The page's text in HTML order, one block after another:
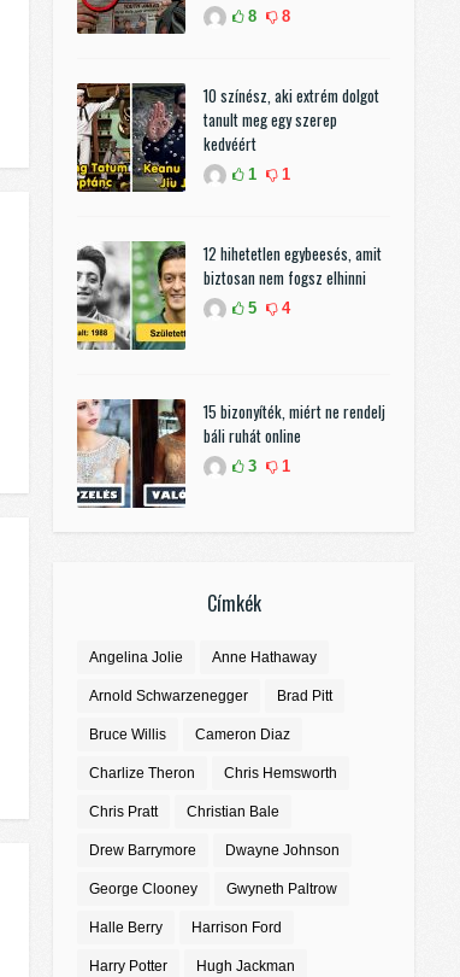
8 8
10 színész, aki extrém dolgot
tanult meg egy szerep
kedvéért
1 1
12 hihetetlen egybeesés, amit
biztosan nem fogsz elhinni
5 4
15 bizonyíték, miért ne rendelj
báli ruhát online
3 1
Címkék
Angelina Jolie Anne Hathaway
Arnold Schwarzenegger Brad Pitt
Bruce Willis Cameron Diaz
Charlize Theron Chris Hemsworth
Chris Pratt Christian Bale
Drew Barrymore Dwayne Johnson
George Clooney Gwyneth Paltrow
Halle Berry Harrison Ford
Harry Potter Hugh Jackman